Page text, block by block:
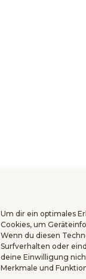
Um dir ein optimales
Cookies, um
Wenn du diesen
Surfverhalten oder
deine Einwilligung
Merkmale und